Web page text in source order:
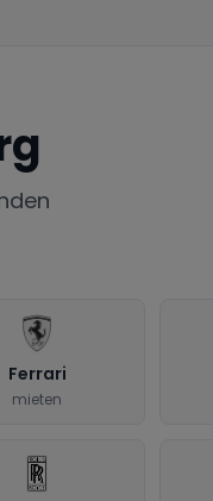
Ferrari
mieten